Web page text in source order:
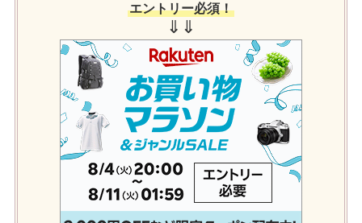
エントリー必須！
⇓⇓